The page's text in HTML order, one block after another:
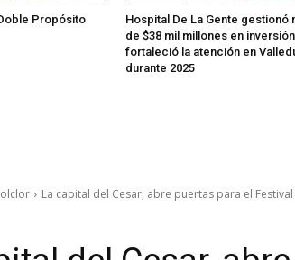
Propósito
Hospital De La Gente gestionó
de $38 mil millones en
fortaleció la atención en
durante 2025